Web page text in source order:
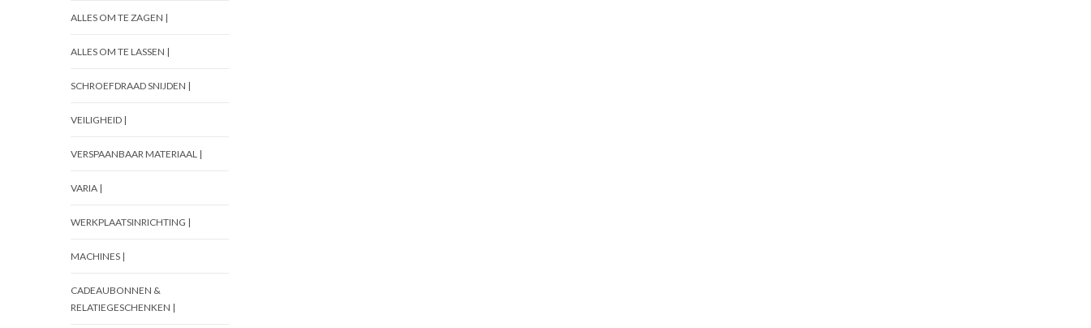
ALLES OM TE ZAGEN |
ALLES OM TE LASSEN |
SCHROEFDRAAD SNIJDEN |
VEILIGHEID |
VERSPAANBAAR MATERIAAL |
VARIA |
WERKPLAATSINRICHTING |
MACHINES |
CADEAUBONNEN &
RELATIEGESCHENKEN |